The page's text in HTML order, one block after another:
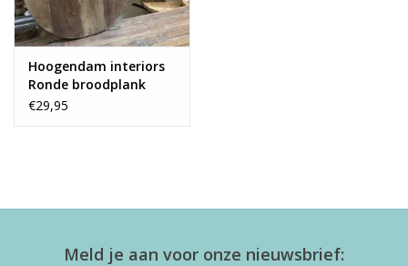
Hoogendam interiors
Ronde broodplank
€29,95
Meld je aan voor onze nieuwsbrief: